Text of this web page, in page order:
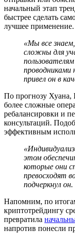
начальный этап
быстрее сделать
лучшее применение.
«Мы все
сложны для
проводниками
привел он в
По прогнозу
более сложные
ребалансировки и
консультаций.
эффективным
этом
которые они
превосходят
подчеркнул он.
Напомним, по
криптотрейдингу
превратила
напротив понесли